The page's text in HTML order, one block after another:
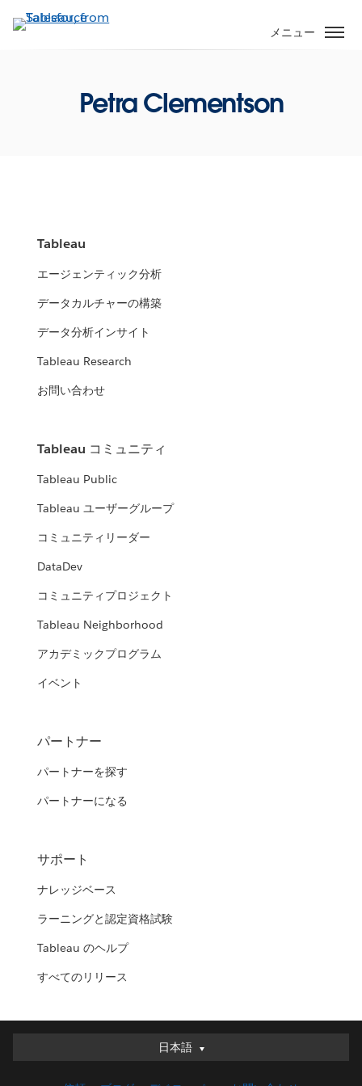
イ
メニュー
Petra Clementson
Tableau
エージェンティック分析
データカルチャーの構築
データ分析インサイト
Tableau Research
お問い合わせ
Tableau コミュニティ
Tableau Public
Tableau ユーザーグループ
コミュニティリーダー
DataDev
コミュニティプロジェクト
Tableau Neighborhood
アカデミックプログラム
イベント
パートナー
パートナーを探す
パートナーになる
サポート
ナレッジベース
ラーニングと認定資格試験
Tableau のヘルプ
すべてのリリース
日本語
日本語